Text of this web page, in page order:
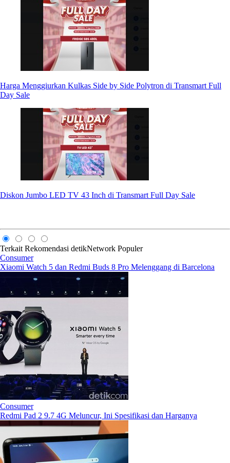
Harga Menggiurkan Kulkas Side by Side Polytron di Transmart Full
Day Sale
Diskon Jumbo LED TV 43 Inch di Transmart Full Day Sale
Terkait Rekomendasi detikNetwork Populer
Consumer
Xiaomi Watch 5 dan Redmi Buds 8 Pro Melenggang di Barcelona
Consumer
Redmi Pad 2 9.7 4G Meluncur, Ini Spesifikasi dan Harganya